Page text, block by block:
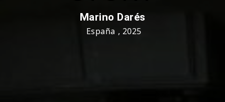
Marino Darés
España , 2025